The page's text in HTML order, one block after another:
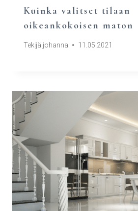
Kuinka valitset tilaan
oikeankokoisen maton
Tekijä johanna 11.05.2021